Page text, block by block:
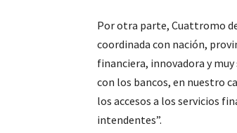
Por otra parte, Cuattromo
coordinada con nación,
financiera, innovadora y
con los bancos, en nuestro
los accesos a los servicios
intendentes”.